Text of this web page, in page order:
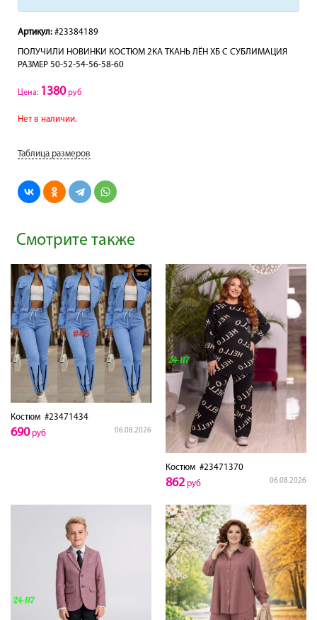
Артикул: #23384189
ПОЛУЧИЛИ НОВИНКИ КОСТЮМ 2КА ТКАНЬ ЛЁН ХБ С СУБЛИМАЦИЯ
РАЗМЕР 50-52-54-56-58-60
Цена: 1380руб
Нет в наличии.
Таблица размеров
Смотрите также
Костюм #23471434
06.08.2026
690руб
Костюм #23471370
06.08.2026
862руб